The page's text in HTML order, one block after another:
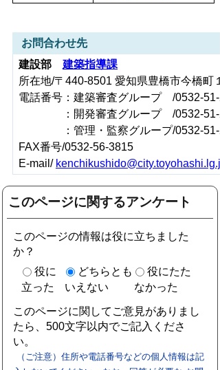
お問合わせ先
建設部 建築指導課
所在地/〒440-8501 愛知県豊橋市今橋町
電話番号：建築審査グループ /0532-51-
：開発審査グループ /0532-51-
：管理・監察グループ/0532-51-
FAX番号/0532-56-3815
E-mail/
このページに関するアンケート
このページの情報は役に立ちました
か？
役に
立った
どちらとも
いえない
役にたた
なかった
このページに関してご意見がありまし
たら、500文字以内でご記入くださ
い。
（ご注意）住所や電話番号などの個人情報は記